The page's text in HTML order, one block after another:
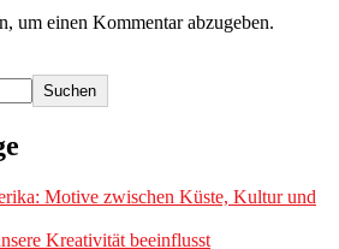
um einen Kommentar abzugeben.
Suchen
Motive zwischen Küste, Kultur und
Kreativität beeinflusst